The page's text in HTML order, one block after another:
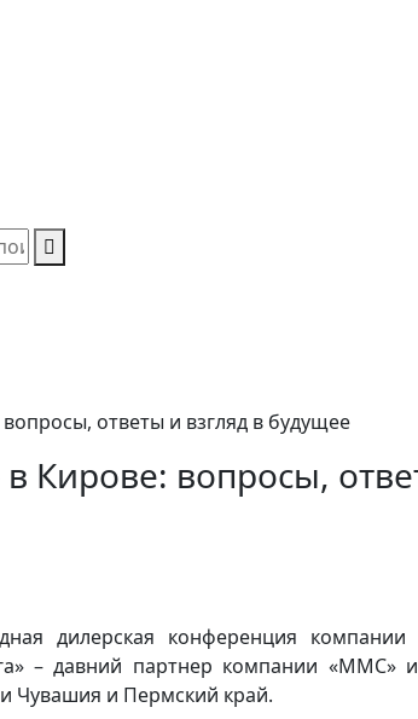
ответы и взгляд в будущее
вопросы,
дилерская конференция
– давний партнер компании «ММС»
Чувашия и Пермский край.